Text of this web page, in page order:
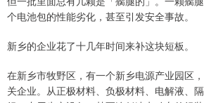
个电池包的性能劣化，甚至引发安全事故。
新乡的企业花了十几年时间来补这块短板。
在新乡市牧野区，有一个新乡电源产业园区
关企业。从正极材料、负极材料、电解液、